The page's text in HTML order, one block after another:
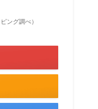
ング調べ）